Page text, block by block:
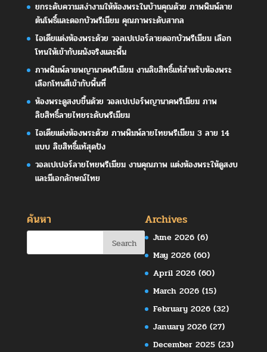
ยกระดับความสง่างามให้ห้องพระในบ้านคุณด้วย ภาพพิมพ์ลาย
ต้นโพธิ์และดอกบัวพรีเมียม คุณภาพระดับสากล
ไอเดียแต่งห้องพระด้วย วอลเปเปอร์ลายดอกบัวพรีเมียม เลือก
โทนให้เข้ากับผนังจริงและพื้น
ภาพพิมพ์ลายพญานาคพรีเมียม งานลิขสิทธิ์แท้สำหรับห้องพระ
เลือกโทนสีเข้ากับพื้นที่
ห้องพระดูสงบขึ้นด้วย วอลเปเปอร์พญานาคพรีเมียม ภาพ
ลิขสิทธิ์ลายไทยระดับพรีเมียม
ไอเดียแต่งห้องพระด้วย ภาพพิมพ์ลายไทยพรีเมียม 3 ลาย 14
แบบ ลิขสิทธิ์แท้สุดปัง
วอลเปเปอร์ลายไทยพรีเมียม งานคุณภาพ แต่งห้องพระให้ดูสงบ
และมีเอกลักษณ์ไทย
ค้นหา Archives
June 2026 (6)
May 2026 (60)
April 2026 (60)
March 2026 (15)
February 2026 (32)
January 2026 (27)
December 2025 (23)